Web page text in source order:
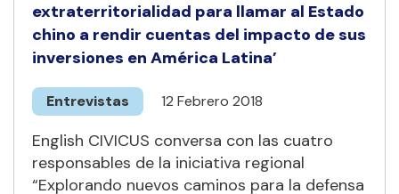
extraterritorialidad para llamar al Estado
chino a rendir cuentas del impacto de sus
inversiones en América Latina’
Entrevistas 12 Febrero 2018
English CIVICUS conversa con las cuatro
responsables de la iniciativa regional
“Explorando nuevos caminos para la defensa